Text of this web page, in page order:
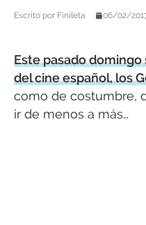
Escrito por Finileta 06/02/
Este pasado
del cine español, los
como de costumbre,
ir de menos a más…